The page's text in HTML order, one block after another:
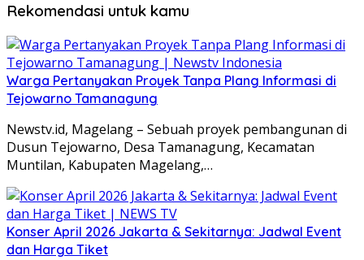
Rekomendasi untuk kamu
Warga Pertanyakan Proyek Tanpa Plang Informasi di
Tejowarno Tamanagung
Newstv.id, Magelang – Sebuah proyek pembangunan di
Dusun Tejowarno, Desa Tamanagung, Kecamatan
Muntilan, Kabupaten Magelang,…
Konser April 2026 Jakarta & Sekitarnya: Jadwal Event
dan Harga Tiket